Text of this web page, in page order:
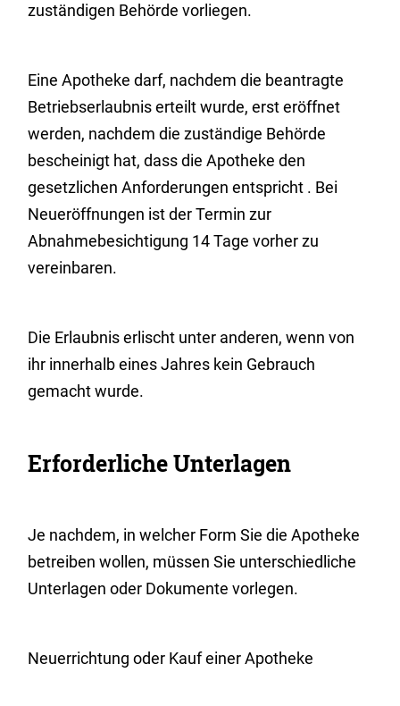
zuständigen Behörde vorliegen.
Eine Apotheke darf, nachdem die beantragte
Betriebserlaubnis erteilt wurde, erst eröffnet
werden, nachdem die zuständige Behörde
bescheinigt hat, dass die Apotheke den
gesetzlichen Anforderungen entspricht . Bei
Neueröffnungen ist der Termin zur
Abnahmebesichtigung 14 Tage vorher zu
vereinbaren.
Die Erlaubnis erlischt unter anderen, wenn von
ihr innerhalb eines Jahres kein Gebrauch
gemacht wurde.
Erforderliche Unterlagen
Je nachdem, in welcher Form Sie die Apotheke
betreiben wollen, müssen Sie unterschiedliche
Unterlagen oder Dokumente vorlegen.
Neuerrichtung oder Kauf einer Apotheke